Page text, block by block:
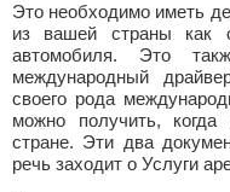
Это необходимо иметь
из вашей страны как
автомобиля. Это
международный
своего рода
можно получить,
стране. Эти два
речь заходит о Услуги